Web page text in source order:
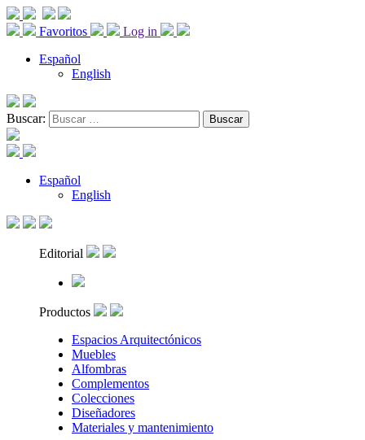
Favoritos
Log in
Español
English
Buscar:
Español
English
Editorial
Productos
Espacios Arquitectónicos
Muebles
Alfombras
Complementos
Colecciones
Diseñadores
Materiales y mantenimiento